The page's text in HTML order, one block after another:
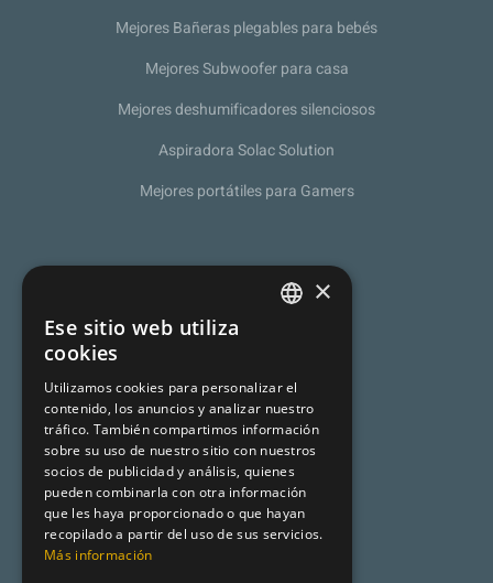
Mejores Bañeras plegables para bebés
Mejores Subwoofer para casa
Mejores deshumificadores silenciosos
Aspiradora Solac Solution
Mejores portátiles para Gamers
Sobre nosotros
Política de Privacidad
Aviso legal
Premsa
Mundo Turismo
ENGLISH
×
Ese sitio web utiliza
cookies
Utilizamos cookies para personalizar el
contenido, los anuncios y analizar nuestro
tráfico. También compartimos información
sobre su uso de nuestro sitio con nuestros
socios de publicidad y análisis, quienes
pueden combinarla con otra información
que les haya proporcionado o que hayan
recopilado a partir del uso de sus servicios.
Más información